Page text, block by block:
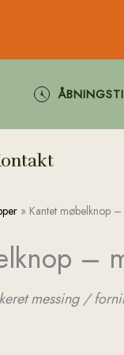
» Kantet møbelknop
–
messing /